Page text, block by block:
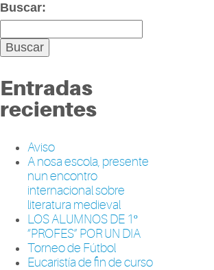
Buscar:
Entradas
recientes
Aviso
A nosa escola, presente
nun encontro
internacional sobre
literatura medieval
LOS ALUMNOS DE 1º
“PROFES” POR UN DIA
Torneo de Fútbol
Eucaristía de fin de curso